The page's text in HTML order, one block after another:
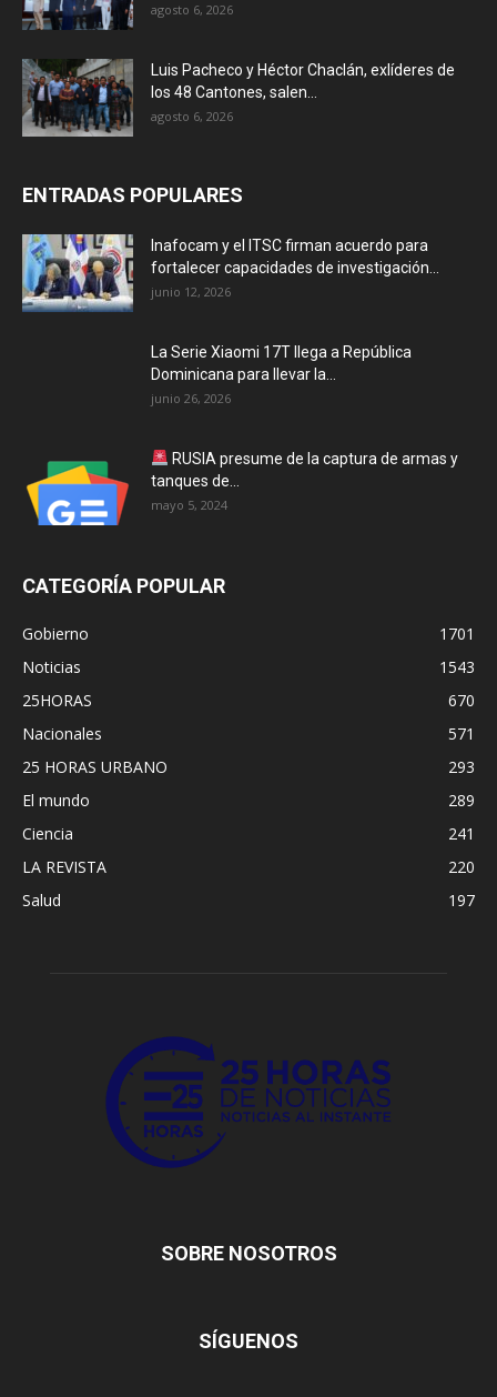
agosto 6, 2026
Luis Pacheco y Héctor Chaclán, exlíderes de
los 48 Cantones, salen...
agosto 6, 2026
ENTRADAS POPULARES
Inafocam y el ITSC firman acuerdo para
fortalecer capacidades de investigación...
junio 12, 2026
La Serie Xiaomi 17T llega a República
Dominicana para llevar la...
junio 26, 2026
RUSIA presume de la captura de armas y
tanques de...
mayo 5, 2024
CATEGORÍA POPULAR
Gobierno
1701
Noticias
1543
25HORAS
670
Nacionales
571
25 HORAS URBANO
293
El mundo
289
Ciencia
241
LA REVISTA
220
Salud
197
SOBRE NOSOTROS
SÍGUENOS